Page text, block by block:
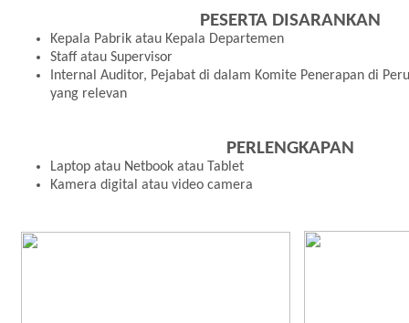
PESERTA DISARANKAN
Kepala Pabrik atau Kepala Departemen
Staff atau Supervisor
Internal Auditor, Pejabat di dalam Komite Penerapan di
yang relevan
PERLENGKAPAN
Laptop atau Netbook atau Tablet
Kamera digital atau video camera